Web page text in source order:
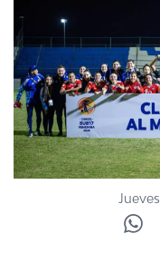
ACTUALIDAD Y
CORPORATIVO Y
CANAL DE
ÁREA DE